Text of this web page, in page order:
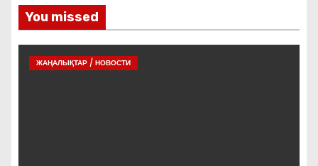
You missed
ЖАҢАЛЫҚТАР / НОВОСТИ